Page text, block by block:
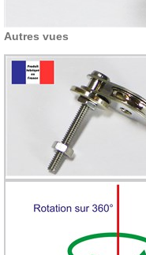
Autres vues